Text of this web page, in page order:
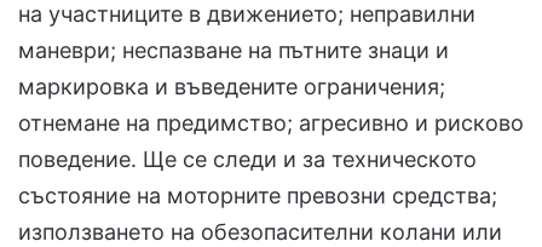
на участниците в движението; неправилни
маневри; неспазване на пътните знаци и
маркировка и въведените ограничения;
отнемане на предимство; агресивно и рисково
поведение. Ще се следи и за техническото
състояние на моторните превозни средства;
използването на обезопасителни колани или